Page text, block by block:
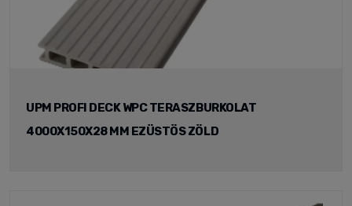
UPM PROFI DECK WPC TERASZBURKOLAT
4000X150X28 MM EZÜSTÖS ZÖLD